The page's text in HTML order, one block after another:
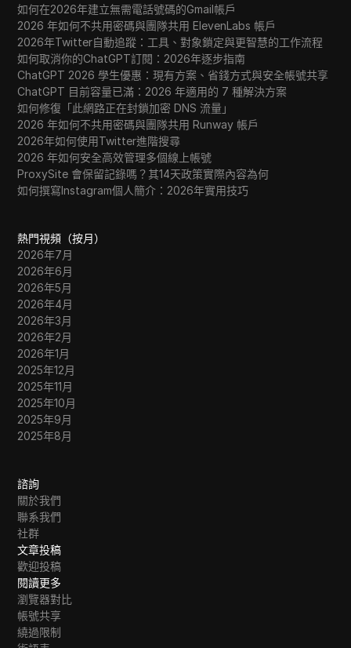
如何在2026年建立無需電話號碼的Gmail帳戶
2026 年如何不共用密碼與團隊共用 ElevenLabs 帳戶
2026年Twitter自動追蹤：工具、對象鎖定與更智慧的工作流程
如何取消你的ChatGPT訂閱：2026年逐步指南
ChatGPT 2026 學生優惠：現有方案、省錢方式與安全帳號共享
ChatGPT 目前容量已滿：2026 年適用的 7 種解決方案
如何修復「此網路正在封鎖加密 DNS 流量」
2026 年如何不共用密碼與團隊共用 Runway 帳戶
2026年如何使用Twitter進階搜尋
2026 年如何安全高效管理多個線上帳號
ProxySite 會保留記錄嗎？其14天政策實際內容為何
如何撰寫Instagram個人簡介：2026年實用技巧
熱門視頻（按月）
2026年7月
2026年6月
2026年5月
2026年4月
2026年3月
2026年2月
2026年1月
2025年12月
2025年11月
2025年10月
2025年9月
2025年8月
諮詢
關於我們
聯系我們
社群
文章投稿
歡迎投稿
閱讀更多
瀏覽器對比
帳號共享
繞過限制